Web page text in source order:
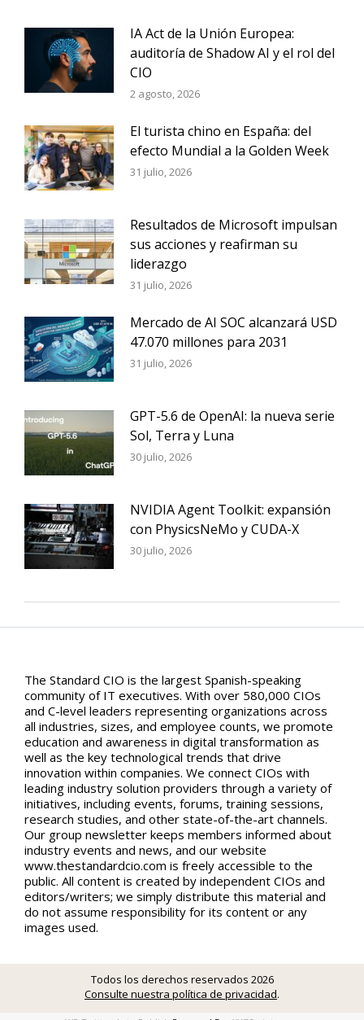
IA Act de la Unión Europea:
auditoría de Shadow AI y el rol del
CIO
2 agosto, 2026
El turista chino en España: del
efecto Mundial a la Golden Week
31 julio, 2026
Resultados de Microsoft impulsan
sus acciones y reafirman su
liderazgo
31 julio, 2026
Mercado de AI SOC alcanzará USD
47.070 millones para 2031
31 julio, 2026
GPT-5.6 de OpenAI: la nueva serie
Sol, Terra y Luna
30 julio, 2026
NVIDIA Agent Toolkit: expansión
con PhysicsNeMo y CUDA-X
30 julio, 2026
The Standard CIO is the largest Spanish-speaking
community of IT executives. With over 580,000 CIOs
and C-level leaders representing organizations across
all industries, sizes, and employee counts, we promote
education and awareness in digital transformation as
well as the key technological trends that drive
innovation within companies. We connect CIOs with
leading industry solution providers through a variety of
initiatives, including events, forums, training sessions,
research studies, and other state-of-the-art channels.
Our group newsletter keeps members informed about
industry events and news, and our website
www.thestandardcio.com is freely accessible to the
public. All content is created by independent CIOs and
editors/writers; we simply distribute this material and
do not assume responsibility for its content or any
images used.
Todos los derechos reservados 2026
Consulte nuestra política de privacidad.